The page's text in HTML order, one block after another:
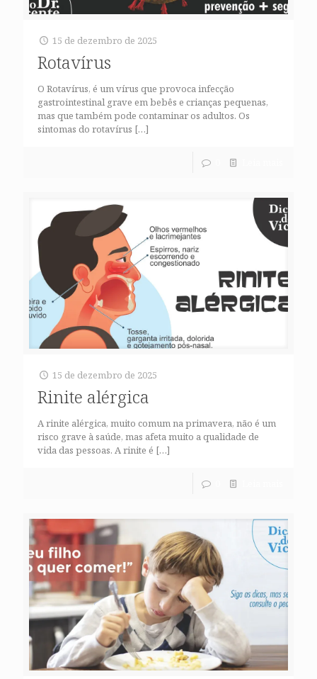
15 de dezembro de 2025
Rotavírus
O Rotavírus, é um vírus que provoca infecção
gastrointestinal grave em bebês e crianças pequenas,
mas que também pode contaminar os adultos. Os
sintomas do rotavírus […]
15 de dezembro de 2025
Rinite alérgica
A rinite alérgica, muito comum na primavera, não é um
risco grave à saúde, mas afeta muito a qualidade de
vida das pessoas. A rinite é […]